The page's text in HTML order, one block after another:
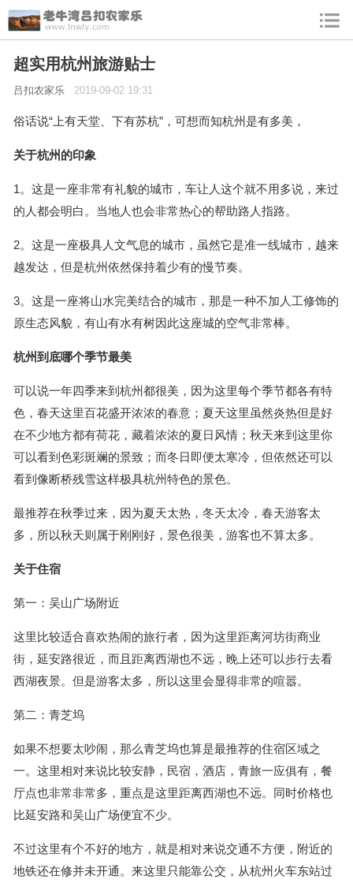
超实用杭州旅游贴士
吕扣农家乐 2019-09-02 19:31
俗话说“上有天堂、下有苏杭”，可想而知杭州是有多美，
关于杭州的印象
1。这是一座非常有礼貌的城市，车让人这个就不用多说，来过
的人都会明白。当地人也会非常热心的帮助路人指路。
2。这是一座极具人文气息的城市，虽然它是准一线城市，越来
越发达，但是杭州依然保持着少有的慢节奏。
3。这是一座将山水完美结合的城市，那是一种不加人工修饰的
原生态风貌，有山有水有树因此这座城的空气非常棒。
杭州到底哪个季节最美
可以说一年四季来到杭州都很美，因为这里每个季节都各有特
色，春天这里百花盛开浓浓的春意；夏天这里虽然炎热但是好
在不少地方都有荷花，藏着浓浓的夏日风情；秋天来到这里你
可以看到色彩斑斓的景致；而冬日即便太寒冷，但依然还可以
看到像断桥残雪这样极具杭州特色的景色。
最推荐在秋季过来，因为夏天太热，冬天太冷，春天游客太
多，所以秋天则属于刚刚好，景色很美，游客也不算太多。
关于住宿
第一：吴山广场附近
这里比较适合喜欢热闹的旅行者，因为这里距离河坊街商业
街，延安路很近，而且距离西湖也不远，晚上还可以步行去看
西湖夜景。但是游客太多，所以这里会显得非常的喧嚣。
第二：青芝坞
如果不想要太吵闹，那么青芝坞也算是最推荐的住宿区域之
一。这里相对来说比较安静，民宿，酒店，青旅一应俱有，餐
厅点也非常非常多，重点是这里距离西湖也不远。同时价格也
比延安路和吴山广场便宜不少。
不过这里有个不好的地方，就是相对来说交通不方便，附近的
地铁还在修并未开通。来这里只能靠公交，从杭州火车东站过